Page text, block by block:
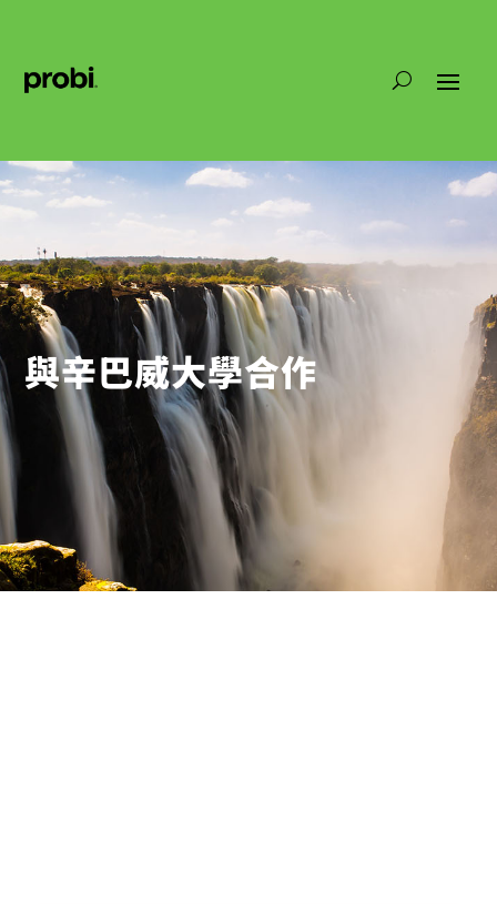
與辛巴威大學合作